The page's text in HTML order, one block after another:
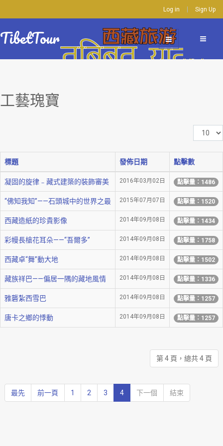
Log in Sign Up
TibetTour
工藝瑰寶
示
數
目
標題 發佈日期 點擊數
凝固的旋律﹣藏式建築的裝飾審美 2016年03月02日 點擊量：1486
“佛知我知”——石頭城中的世界之最 2015年07月07日 點擊量：1520
西藏造紙的珍貴影像 2014年09月08日 點擊量：1434
彩幔長槍花耳朵——“吾爾多” 2014年09月08日 點擊量：1758
西藏卓“舞”動大地 2014年09月08日 點擊量：1502
藏族祥巴——偏居一隅的藏地風情 2014年09月08日 點擊量：1336
雅礱紮西雪巴 2014年09月08日 點擊量：1257
唐卡之鄉的悸動 2014年09月08日 點擊量：1257
第 4 頁，總共 4 頁
最先 前一頁 1 2 3 4 下一個 結束